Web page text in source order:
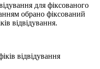
для фіксованого
обрано фіксований
відвідування.
відвідування